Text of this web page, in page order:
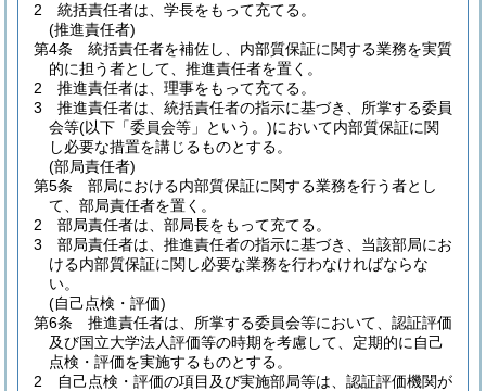
2
統括責任者は、学長をもって充てる。
(推進責任者)
第4条
統括責任者を補佐し、内部質保証に関する業務を実質
的に担う者として、推進責任者を置く。
2
推進責任者は、理事をもって充てる。
3
推進責任者は、統括責任者の指示に基づき、所掌する委員
会等(以下「委員会等」という。)において内部質保証に関
し必要な措置を講じるものとする。
(部局責任者)
第5条
部局における内部質保証に関する業務を行う者とし
て、部局責任者を置く。
2
部局責任者は、部局長をもって充てる。
3
部局責任者は、推進責任者の指示に基づき、当該部局にお
ける内部質保証に関し必要な業務を行わなければならな
い。
(自己点検・評価)
第6条
推進責任者は、所掌する委員会等において、認証評価
及び国立大学法人評価等の時期を考慮して、定期的に自己
点検・評価を実施するものとする。
2
自己点検・評価の項目及び実施部局等は、認証評価機関が